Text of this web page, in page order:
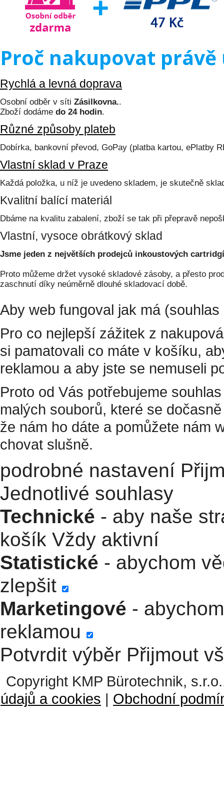
Proč nakupovat právě
Rychlá a levná doprava
Osobní odběr v síti Zásilkovna..
Zboží dodáme do 24 hodin.
Různé způsoby plateb
Dobírka, bankovní převod, GoPay (platba kartou, ePlatby
Vlastní sklad v Praze
Každá položka, u níž je uvedeno skladem, je skutečně
Kvalitní balící materiál
Dbáme na kvalitu zabalení, zboží se tak při přepravě
Vlastní, vysoce obrátkový sklad
Jsme jeden z největších prodejců inkoustových
Proto můžeme držet vysoké skladové zásoby, a přesto
zaschnutí díky neúměrně dlouhé skladovací době.
Aby web fungoval jak má
Pro co nejlepší zážitek z
si pamatovali co máte v košíku,
reklamou a aby jste se nemuseli
Proto od Vás potřebujeme
malých souborů, které se
že nám ho dáte a pomůžete nám
chovat slušně.
podrobné nastavení
Jednotlivé souhlasy
Technické - aby naše
košík Vždy aktivní
Statistické - abychom
zlepšit
Marketingové -
reklamou
Potvrdit výběr Přijmout
Copyright KMP Bürotechnik,
údajů a cookies | Obchodní